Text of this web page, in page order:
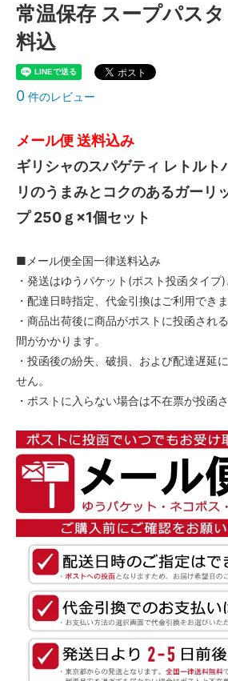
常温保存 スープパス
料込
0 件のレビュー
メール便 送料込み
ギリシャのスパゲティ レトルト
リのうまみとコクのあるガーリ
プ 250ｇ×1個セット
■メール便全国一律送料込み
・発送はゆうパケット(ポスト投函タイプ)
・配達日時指定、代金引換はご利用できま
・商品出荷後に商品がポストに投函され
間がかかります。
・投函後の紛失、破損、および配達遅延
せん。
・ポストに入らない場合は不在票が投函さ